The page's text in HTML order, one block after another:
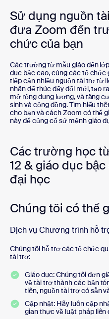
Sử dụng nguồn
đưa Zoom đến
chức của bạn
Các trường từ mẫu giáo đến
dục bậc cao, cùng các tổ chức
tiếp cận nhiều nguồn tài trợ từ
nhân để thúc đẩy đổi mới, tạo
mở rộng dung lượng, và tăng
sinh và cộng đồng. Tìm hiểu
cho bạn và cách Zoom có thể
này để củng cố sứ mệnh giáo
Các trường học
12 & giáo dục
đại học
Chúng tôi có thể
Dịch vụ Chương trình hỗ
Chúng tôi hỗ trợ các tổ chức
tài trợ:
Giáo dục: Chúng tôi đơn
về tài trợ thành các bản
tiên, nguồn tài trợ có sẵn
Cập nhật: Hãy luôn cập
gian thực về luật pháp